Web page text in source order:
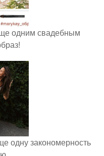
одним свадебным
одну закономерность